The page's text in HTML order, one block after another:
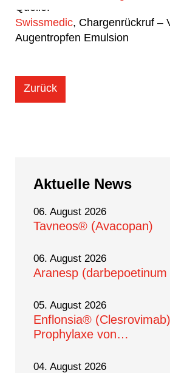
Quelle:
Swissmedic, Chargenrückruf –
Augentropfen Emulsion
Zurück
Aktuelle News
06. August 2026
Tavneos® (Avacopan)
06. August 2026
Aranesp (darbepoetinum
05. August 2026
Enflonsia®
Prophylaxe von…
04. August 2026